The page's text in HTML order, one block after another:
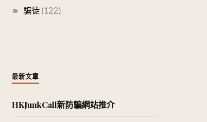
騙徒(122)
最新文章
HKJunkCall新防騙網站推介